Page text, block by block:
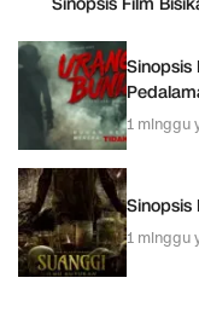
Sinopsis
1 minggu
Sinopsis
1 minggu